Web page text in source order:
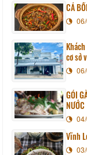
CÁ
cơ sở
GỎI
NƯỚC
Vĩnh